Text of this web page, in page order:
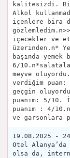
kalitesizdi.
Alkol
içenlere bira
içecekler ve
üzerinden.n*
başında yemek
6/
meyve
verdiğim puan:
geçgin
puanım: 5/10.
puanim : 4/
ve garsonlara
19.08.2025 -
Otel Alanya’da
olsa da,